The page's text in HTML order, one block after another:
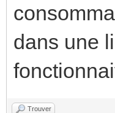
dans une
Trouver